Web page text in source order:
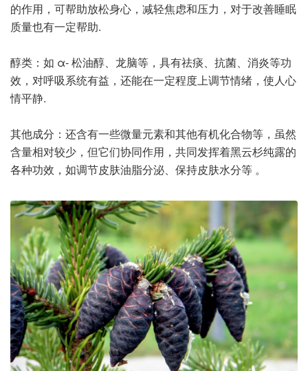
的作用，可帮助放松身心，减轻焦虑和压力，对于改善睡眠
质量也有一定帮助.
醇类：如 α- 松油醇、龙脑等，具有祛痰、抗菌、消炎等功
效，对呼吸系统有益，还能在一定程度上调节情绪，使人心
情平静.
其他成分：还含有一些微量元素和其他有机化合物等，虽然
含量相对较少，但它们协同作用，共同发挥着黑云杉纯露的
各种功效，如调节皮肤油脂分泌、保持皮肤水分等 。